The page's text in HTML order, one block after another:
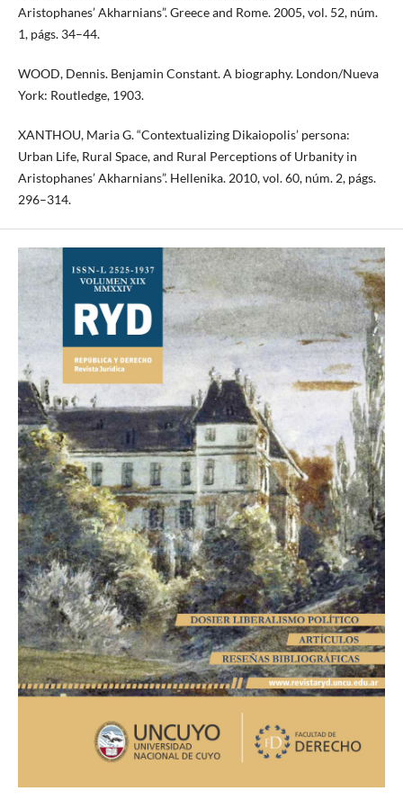
Aristophanes’ Akharnians”. Greece and Rome. 2005, vol. 52, núm.
1, págs. 34–44.
WOOD, Dennis. Benjamin Constant. A biography. London/Nueva
York: Routledge, 1903.
XANTHOU, Maria G. “Contextualizing Dikaiopolis’ persona:
Urban Life, Rural Space, and Rural Perceptions of Urbanity in
Aristophanes’ Akharnians”. Hellenika. 2010, vol. 60, núm. 2, págs.
296–314.